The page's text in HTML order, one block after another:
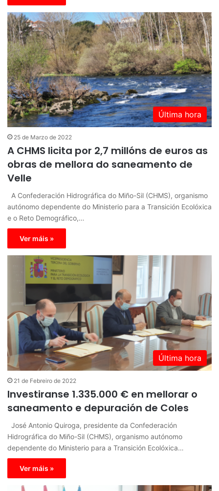
Última hora
25 de Marzo de 2022
A CHMS licita por 2,7 millóns de euros as
obras de mellora do saneamento de
Velle
A Confederación Hidrográfica do Miño-Sil (CHMS), organismo
autónomo dependente do Ministerio para a Transición Ecolóxica
e o Reto Demográfico,…
Ver máis »
Última hora
21 de Febreiro de 2022
Investiranse 1.335.000 € en mellorar o
saneamento e depuración de Coles
José Antonio Quiroga, presidente da Confederación
Hidrográfica do Miño-Sil (CHMS), organismo autónomo
dependente do Ministerio para a Transición Ecolóxica…
Ver máis »